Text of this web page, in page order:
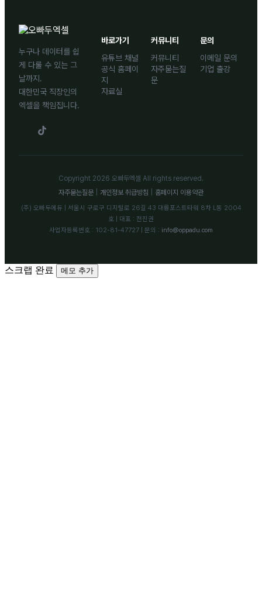
누구나 데이터를 쉽
게 다룰 수 있는 그
날까지.
대한민국 직장인의
엑셀을 책임집니다.
바로가기
유튜브 채널
공식 홈페이
지
자료실
커뮤니티
커뮤니티
자주묻는질
문
문의
이메일 문의
기업 출강
Copyright 2026 오빠두엑셀 All rights reserved.
자주묻는질문
개인정보 취급방침 홈페이지 이용약관
(주) 오빠두에듀 | 서울시 구로구 디지털로 26길 43 대륭포스트타워 8차 L동 2004
호 | 대표 : 전진권
사업자등록번호 : 102-81-47727 | 문의 : info@oppadu.com
스크랩 완료 메모 추가